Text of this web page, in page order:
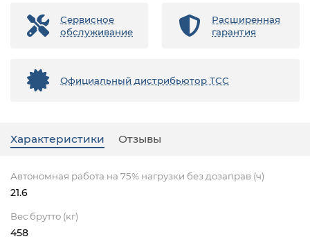
Сервисное
обслуживание
Расширенная
гарантия
Официальный дистрибьютор ТСС
Характеристики Отзывы
Автономная работа на 75% нагрузки без дозаправ (ч)
21.6
Вес брутто (кг)
458